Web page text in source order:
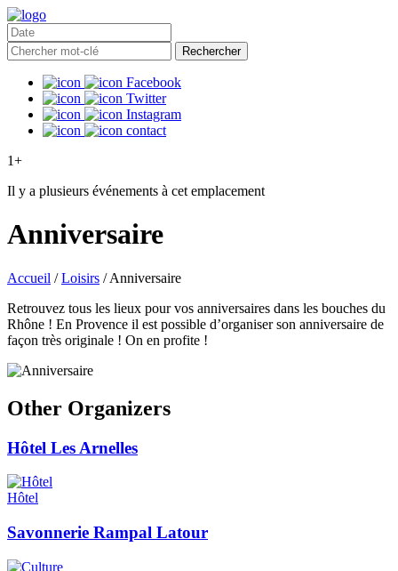
Rechercher
Facebook
Twitter
Instagram
contact
1+
Il y a plusieurs événements à cet emplacement
Anniversaire
Accueil / Loisirs / Anniversaire
Retrouvez tous les lieux pour vos anniversaires dans les bouches du
Rhône ! En Provence il est possible d’organiser son anniversaire de
façon très originale ! On en profite !
Other Organizers
Hôtel Les Arnelles
Hôtel
Savonnerie Rampal Latour